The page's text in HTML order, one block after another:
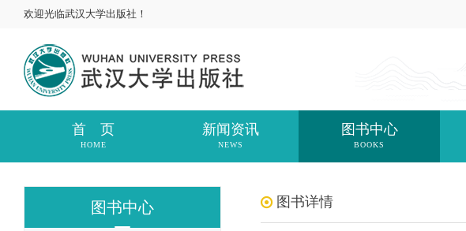
欢迎光临武汉大学出版社！
首 页
HOME
新闻资讯
NEWS
图书中心
BOOKS
图书中心 图书详情